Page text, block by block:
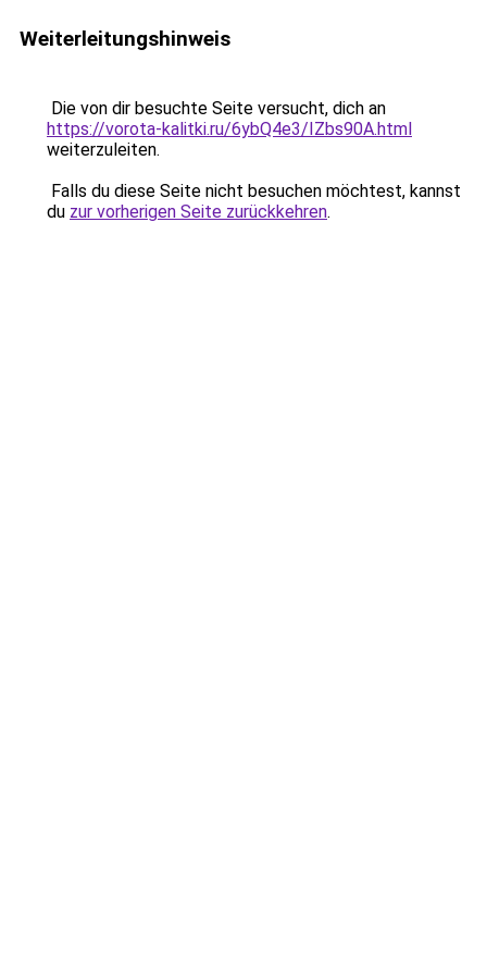
Weiterleitungshinweis
Die von dir besuchte Seite versucht, dich an
https://vorota-kalitki.ru/6ybQ4e3/IZbs90A.html
weiterzuleiten.
Falls du diese Seite nicht besuchen möchtest, kannst
du zur vorherigen Seite zurückkehren.